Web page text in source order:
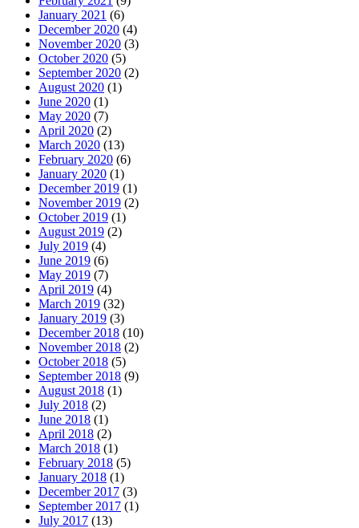
January 2021 (6)
December 2020 (4)
November 2020 (3)
October 2020 (5)
September 2020 (2)
August 2020 (1)
June 2020 (1)
May 2020 (7)
April 2020 (2)
March 2020 (13)
February 2020 (6)
January 2020 (1)
December 2019 (1)
November 2019 (2)
October 2019 (1)
August 2019 (2)
July 2019 (4)
June 2019 (6)
May 2019 (7)
April 2019 (4)
March 2019 (32)
January 2019 (3)
December 2018 (10)
November 2018 (2)
October 2018 (5)
September 2018 (9)
August 2018 (1)
July 2018 (2)
June 2018 (1)
April 2018 (2)
March 2018 (1)
February 2018 (5)
January 2018 (1)
December 2017 (3)
September 2017 (1)
July 2017 (13)